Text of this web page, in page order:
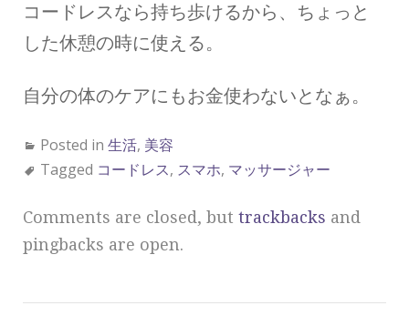
コードレスなら持ち歩けるから、ちょっと
した休憩の時に使える。
自分の体のケアにもお金使わないとなぁ。
Posted in 生活, 美容
Tagged コードレス, スマホ, マッサージャー
Comments are closed, but trackbacks and
pingbacks are open.